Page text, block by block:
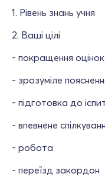
1. Рівень знань учня
2. Ваші цілі
- покращення оцінок
- зрозуміле
- підготовка до
- впевнене
- робота
- переїзд закордон